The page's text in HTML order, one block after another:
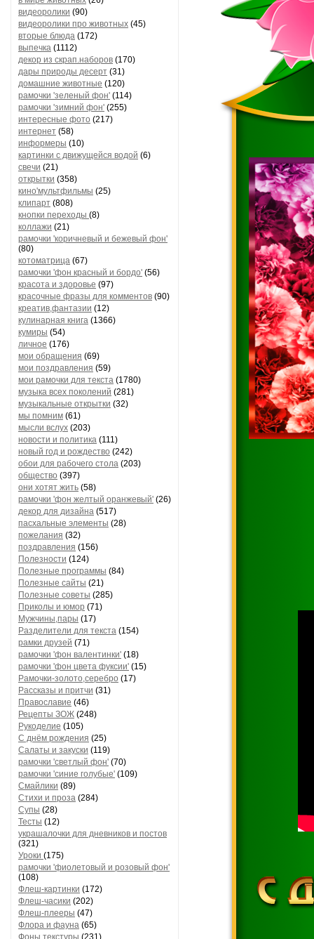
видеоролики (90)
видеоролики про животных (45)
вторые блюда (172)
выпечка (1112)
декор из скрап.наборов (170)
дары природы десерт (31)
домашние животные (120)
рамочки 'зеленый фон' (114)
рамочки 'зимний фон' (255)
интересные фото (217)
интернет (58)
информеры (10)
картинки с движущейся водой (6)
свечи (21)
открытки (358)
кино'мультфильмы (25)
клипарт (808)
кнопки переходы (8)
коллажи (21)
рамочки 'коричневый и бежевый фон'
(80)
котоматрица (67)
рамочки 'фон красный и бордо' (56)
красота и здоровье (97)
красочные фразы для комментов (90)
креатив,фантазии (12)
кулинарная книга (1366)
кумиры (54)
личное (176)
мои обращения (69)
мои поздравления (59)
мои рамочки для текста (1780)
музыка всех поколений (281)
музыкальные открытки (32)
мы помним (61)
мысли вслух (203)
новости и политика (111)
новый год и рождество (242)
обои для рабочего стола (203)
общество (397)
они хотят жить (58)
рамочки 'фон желтый оранжевый' (26)
декор для дизайна (517)
пасхальные элементы (28)
пожелания (32)
поздравления (156)
Полезности (124)
Полезные программы (84)
Полезные сайты (21)
Полезные советы (285)
Приколы и юмор (71)
Мужчины,пары (17)
Разделители для текста (154)
рамки друзей (71)
рамочки 'фон валентинки' (18)
рамочки 'фон цвета фуксии' (15)
Рамочки-золото,серебро (17)
Рассказы и притчи (31)
Православие (46)
Рецепты ЗОЖ (248)
Рукоделие (105)
С днём рождения (25)
Салаты и закуски (119)
рамочки 'светлый фон' (70)
рамочки 'синие голубые' (109)
Смайлики (89)
Стихи и проза (284)
Супы (28)
Тесты (12)
украшалочки для дневников и постов
(321)
Уроки (175)
рамочки 'фиолетовый и розовый фон'
(108)
Флеш-картинки (172)
Флеш-часики (202)
Флеш-плееры (47)
Флора и фауна (65)
Фоны текстуры (231)